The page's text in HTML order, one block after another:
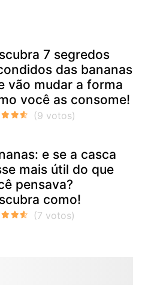
7 segredos
das bananas
vão mudar a forma
você as consome!
e se a casca
mais útil do que
pensava?
como!